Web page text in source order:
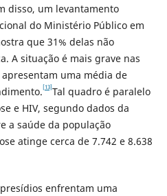
disso, um levantamento
do Ministério Público em
que 31% delas não
A situação é mais grave nas
uma média de
[13] Tal quadro é paralelo
e HIV, segundo dados da
a saúde da população
atinge cerca de 7.742 e 8.638
enfrentam uma